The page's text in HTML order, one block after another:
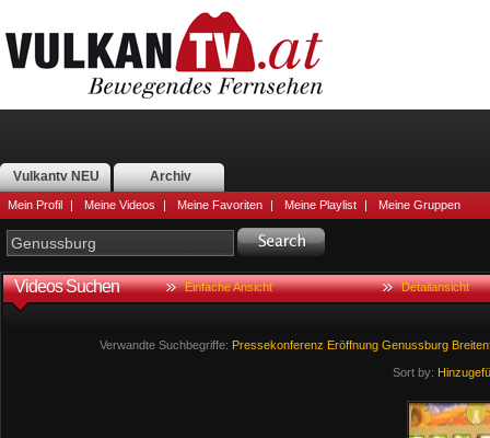
Vulkantv NEU Archiv
Mein Profil | Meine Videos | Meine Favoriten | Meine Playlist | Meine Gruppen
Videos Suchen Einfache Ansicht Detailansicht
Verwandte Suchbegriffe: Pressekonferenz Eröffnung Genussburg
Sort by: